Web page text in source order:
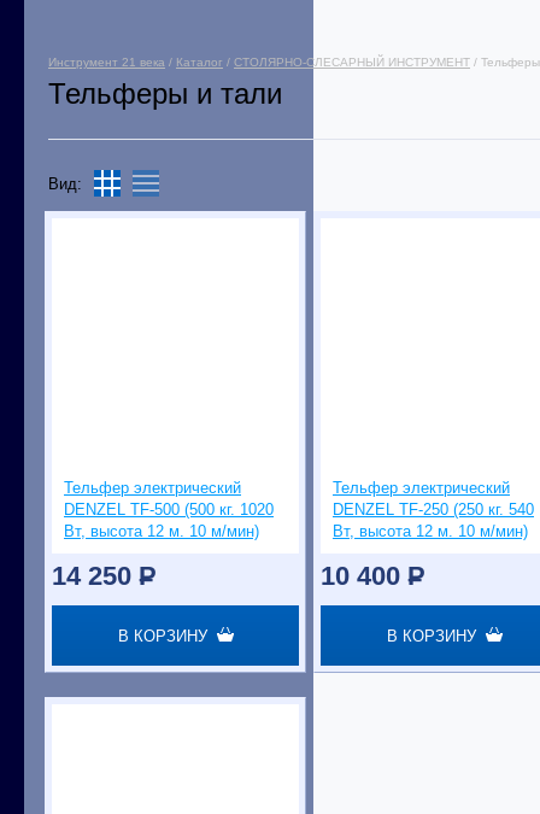
Инструмент 21 века / Каталог / СТОЛЯРНО-СЛЕСАРНЫЙ ИНСТРУМЕНТ /
Тельферы и тали
Вид:
Тельфер электрический
DENZEL TF-500 (500 кг. 1020
Вт, высота 12 м. 10 м/мин)
14 250 P
В КОРЗИНУ
Тельфер электрический
DENZEL TF-250 (250 кг. 540
Вт, высота 12 м. 10 м/мин)
10 400 P
В КОРЗИНУ